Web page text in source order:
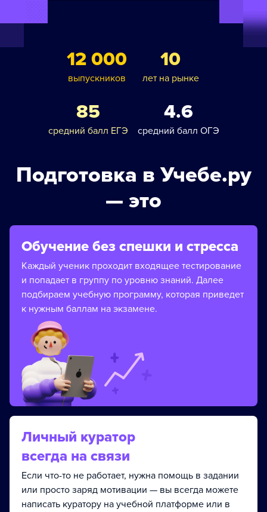
12 000
выпускников
10
лет на рынке
85
средний балл ЕГЭ
4.6
средний балл ОГЭ
Подготовка в Учебе.ру
— это
Обучение без спешки и стресса
Каждый ученик проходит входящее тестирование
и попадает в группу по уровню знаний. Далее
подбираем учебную программу, которая приведет
к нужным баллам на экзамене.
Личный куратор
всегда на связи
Если что-то не работает, нужна помощь в задании
или просто заряд мотивации — вы всегда можете
написать куратору на учебной платформе или в